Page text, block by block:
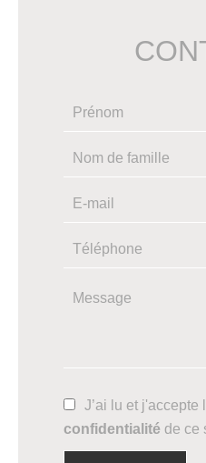
J’ai lu et j'accepte
confidentialité de ce